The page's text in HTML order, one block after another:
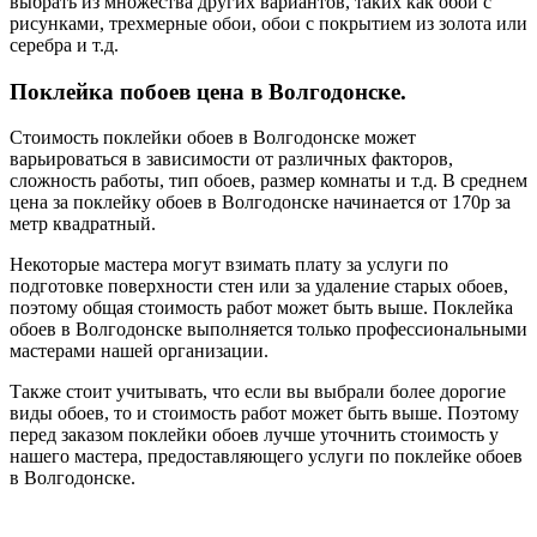
рисунками, трехмерные обои, обои с покрытием из золота или
серебра и т.д.
Поклейка побоев цена в Волгодонске.
Стоимость поклейки обоев в Волгодонске может
варьироваться в зависимости от различных факторов,
сложность работы, тип обоев, размер комнаты и т.д. В среднем
цена за поклейку обоев в Волгодонске начинается от 170р за
метр квадратный.
Некоторые мастера могут взимать плату за услуги по
подготовке поверхности стен или за удаление старых обоев,
поэтому общая стоимость работ может быть выше. Поклейка
обоев в Волгодонске выполняется только профессиональными
мастерами нашей организации.
Также стоит учитывать, что если вы выбрали более дорогие
виды обоев, то и стоимость работ может быть выше. Поэтому
перед заказом поклейки обоев лучше уточнить стоимость у
нашего мастера, предоставляющего услуги по поклейке обоев
в Волгодонске.